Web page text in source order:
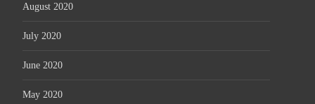
August 2020
July 2020
June 2020
May 2020